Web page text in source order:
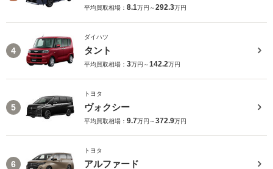
平均買取相場： 8.1万円～292.3万円
4
ダイハツ
タント
平均買取相場： 3万円～142.2万円
5
トヨタ
ヴォクシー
平均買取相場： 9.7万円～372.9万円
6
トヨタ
アルファード